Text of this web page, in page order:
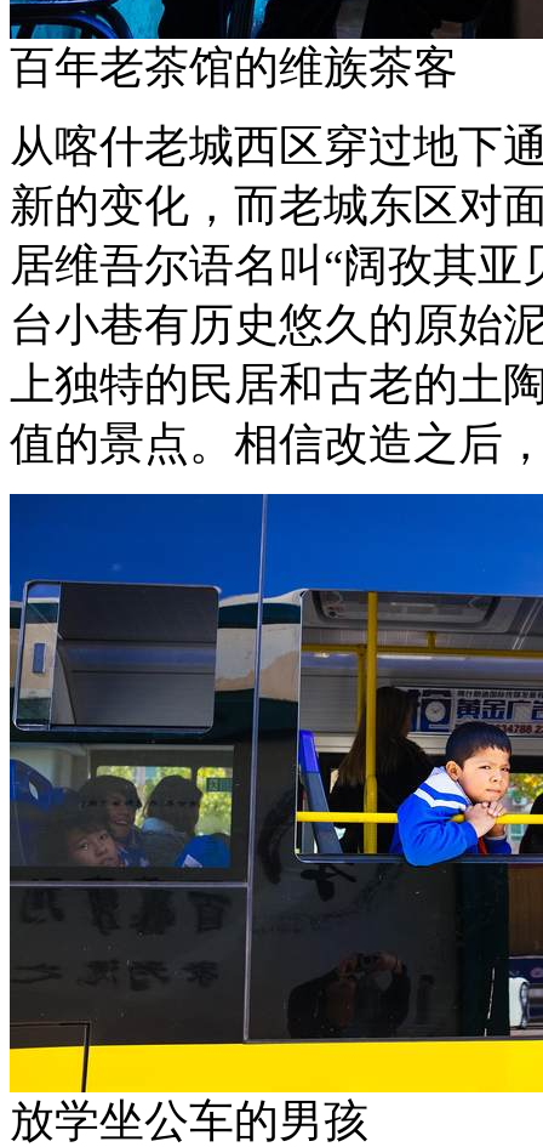
百年老茶馆的维族茶客
从喀什老城西区穿过地下
新的变化，而老城东区对
居维吾尔语名叫“阔孜其
台小巷有历史悠久的原始
上独特的民居和古老的土
值的景点。相信改造之后
放学坐公车的男孩